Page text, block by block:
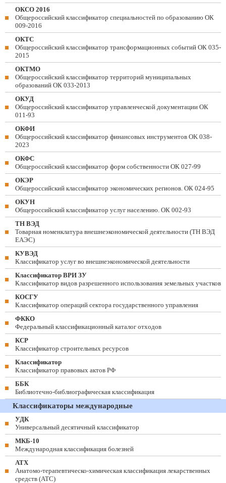
ОКСО 2016
Общероссийский классификатор специальностей по образованию ОК
009-2016
ОКТС
Общероссийский классификатор трансформационных событий ОК 035-
2015
ОКТМО
Общероссийский классификатор территорий муниципальных
образований ОК 033-2013
ОКУД
Общероссийский классификатор управленческой документации ОК
011-93
ОКФИ
Общероссийский классификатор финансовых инструментов OK 038-
2023
ОКФС
Общероссийский классификатор форм собственности ОК 027-99
ОКЭР
Общероссийский классификатор экономических регионов. ОК 024-95
ОКУН
Общероссийский классификатор услуг населению. ОК 002-93
ТН ВЭД
Товарная номенклатура внешнеэкономической деятельности (ТН ВЭД
ЕАЭС)
КУВЭД
Классификатор услуг во внешнеэкономической деятельности
Классификатор ВРИ ЗУ
Классификатор видов разрешенного использования земельных участков
КОСГУ
Классификатор операций сектора государственного управления
ФККО
Федеральный классификационный каталог отходов
КСР
Классификатор строительных ресурсов
Классификатор
Классификатор правовых актов РФ
ББК
Библиотечно-библиографическая классификация
Классификаторы международные
УДК
Универсальный десятичный классификатор
МКБ-10
Международная классификация болезней
АТХ
Анатомо-терапевтическо-химическая классификация лекарственных
средств (ATC)